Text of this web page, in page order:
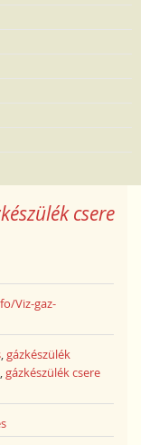
csere
Viz-gaz-
,gázkészülék
,gázkészülék csere